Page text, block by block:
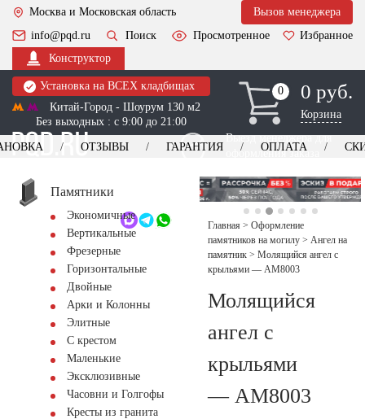
Москва и Московская область
Вызов менеджера
info@pqd.ru
Поиск Просмотренное
Избранное
Конструктор
Установка на ВСЕХ кладбищах
Китай-Город - Шоурум 130 м2
Без выходных : с 9:00 до 21:00
0
0 0 руб.
Корзина
Выезд менеджера для
оформления заказа
+7 (495) 518-44-23
Обратный звонок
ОТЗЫВЫ ГАРАНТИЯ ОПЛАТА
Памятники
Экономичные
Вертикальные
Фрезерные
Горизонтальные
Двойные
Арки и Колонны
Элитные
С крестом
Маленькие
Эксклюзивные
Часовни и Голгофы
Кресты из гранита
Главная > Оформление
памятников на могилу > Ангел на
памятник > Молящийся ангел с
крыльями — AM8003
Молящийся
ангел с
крыльями
— AM8003